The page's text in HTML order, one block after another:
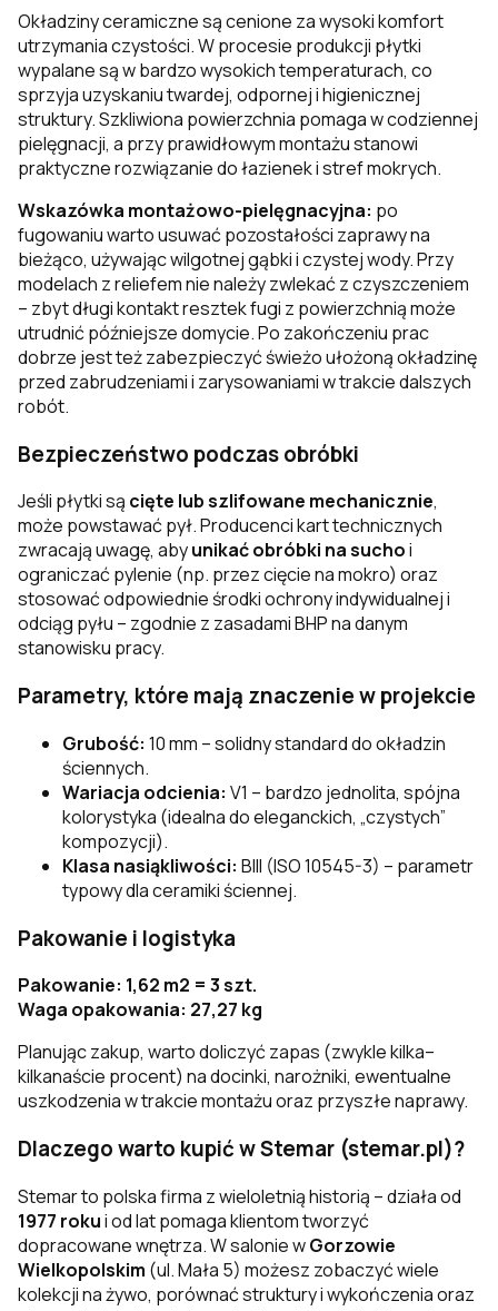
Okładziny ceramiczne są cenione za wysoki komfort
utrzymania czystości. W procesie produkcji płytki
wypalane są w bardzo wysokich temperaturach, co
sprzyja uzyskaniu twardej, odpornej i higienicznej
struktury. Szkliwiona powierzchnia pomaga w codziennej
pielęgnacji, a przy prawidłowym montażu stanowi
praktyczne rozwiązanie do łazienek i stref mokrych.
Wskazówka montażowo-pielęgnacyjna: po
fugowaniu warto usuwać pozostałości zaprawy na
bieżąco, używając wilgotnej gąbki i czystej wody. Przy
modelach z reliefem nie należy zwlekać z czyszczeniem
– zbyt długi kontakt resztek fugi z powierzchnią może
utrudnić późniejsze domycie. Po zakończeniu prac
dobrze jest też zabezpieczyć świeżo ułożoną okładzinę
przed zabrudzeniami i zarysowaniami w trakcie dalszych
robót.
Bezpieczeństwo podczas obróbki
Jeśli płytki są cięte lub szlifowane mechanicznie,
może powstawać pył. Producenci kart technicznych
zwracają uwagę, abyunikać obróbki na suchoi
ograniczać pylenie (np. przez cięcie na mokro) oraz
stosować odpowiednie środki ochrony indywidualnej i
odciąg pyłu – zgodnie z zasadami BHP na danym
stanowisku pracy.
Parametry, które mają znaczenie w projekcie
Grubość: 10 mm – solidny standard do okładzin
ściennych.
Wariacja odcienia: V1 – bardzo jednolita, spójna
kolorystyka (idealna do eleganckich, „czystych”
kompozycji).
Klasa nasiąkliwości: BIII (ISO 10545-3) – parametr
typowy dla ceramiki ściennej.
Pakowanie i logistyka
Pakowanie: 1,62 m2 = 3 szt.
Waga opakowania: 27,27 kg
Planując zakup, warto doliczyć zapas (zwykle kilka–
kilkanaście procent) na docinki, narożniki, ewentualne
uszkodzenia w trakcie montażu oraz przyszłe naprawy.
Dlaczego warto kupić w Stemar (stemar.pl)?
Stemar to polska firma z wieloletnią historią – działa od
1977 rokui od lat pomaga klientom tworzyć
dopracowane wnętrza. W salonie wGorzowie
Wielkopolskim (ul. Mała 5) możesz zobaczyć wiele
kolekcji na żywo, porównać struktury i wykończenia oraz